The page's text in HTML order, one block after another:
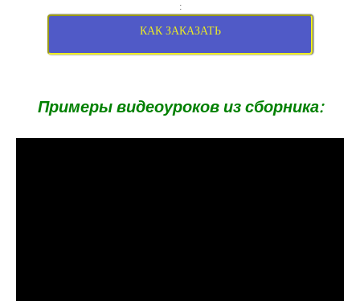
:
КАК ЗАКАЗАТЬ
Примеры видеоуроков из сборника: